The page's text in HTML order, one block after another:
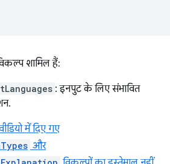
शामिल हैं:
: इनपुट के लिए संभावित
में दिए गए
और